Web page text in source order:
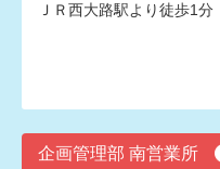
ＪＲ西大路駅より徒歩1分
企画管理部 南営業所